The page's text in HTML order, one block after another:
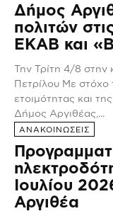
Δήμος
πολιτών
ΕΚΑΒ και
Την Τρίτη 4/8 στην
Πετρίλου Με στόχο την ενίσχυση της πρόληψης, της
ετοιμότητας και
Δήμος Αργιθέας,...
ΑΝΑΚΟΙΝΩΣΕΙΣ
Ιουλίου
Αργιθέα